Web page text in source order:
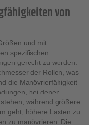
von
und mit
spezifischen
gerecht zu werden.
der Rollen, was
die Manövrierfähigkeit
bei denen
während größere
geht, höhere Lasten zu
zu manövrieren. Die